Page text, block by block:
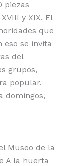
piezas
y XIX. El
que
eso se invita
del
grupos,
popular.
domingos,
Museo de la
A la huerta